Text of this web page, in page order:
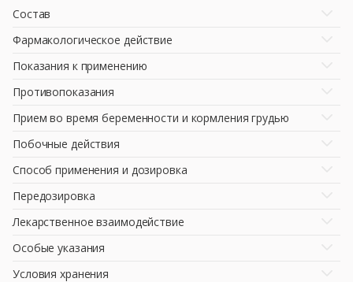
Состав
Фармакологическое действие
Показания к применению
Противопоказания
Прием во время беременности и кормления грудью
Побочные действия
Способ применения и дозировка
Передозировка
Лекарственное взаимодействие
Особые указания
Условия хранения